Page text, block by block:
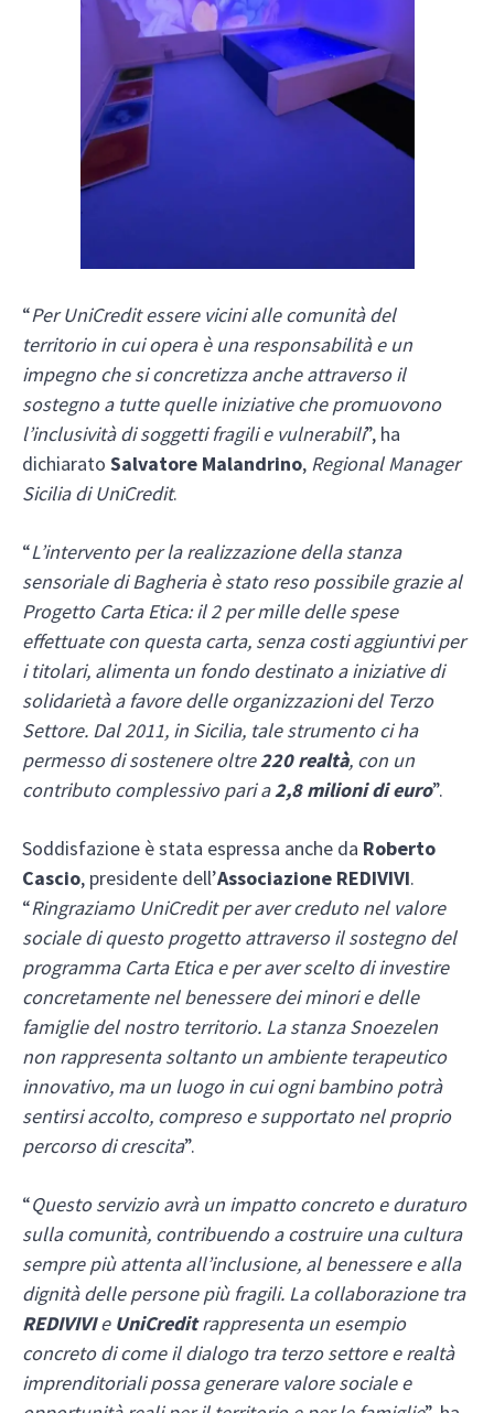
“Per UniCredit essere vicini alle comunità del
territorio in cui opera è una responsabilità e un
impegno che si concretizza anche attraverso il
sostegno a tutte quelle iniziative che promuovono
l’inclusività di soggetti fragili e vulnerabili”, ha
dichiarato Salvatore Malandrino, Regional Manager
Sicilia di UniCredit.
“L’intervento per la realizzazione della stanza
sensoriale di Bagheria è stato reso possibile grazie al
Progetto Carta Etica: il 2 per mille delle spese
effettuate con questa carta, senza costi aggiuntivi per
i titolari, alimenta un fondo destinato a iniziative di
solidarietà a favore delle organizzazioni del Terzo
Settore. Dal 2011, in Sicilia, tale strumento ci ha
permesso di sostenere oltre220 realtà, con un
contributo complessivo pari a2,8 milioni di euro”.
Soddisfazione è stata espressa anche da Roberto
Cascio, presidente dell’Associazione REDIVIVI.
“Ringraziamo UniCredit per aver creduto nel valore
sociale di questo progetto attraverso il sostegno del
programma Carta Etica e per aver scelto di investire
concretamente nel benessere dei minori e delle
famiglie del nostro territorio. La stanza Snoezelen
non rappresenta soltanto un ambiente terapeutico
innovativo, ma un luogo in cui ogni bambino potrà
sentirsi accolto, compreso e supportato nel proprio
percorso di crescita”.
“Questo servizio avrà un impatto concreto e duraturo
sulla comunità, contribuendo a costruire una cultura
sempre più attenta all’inclusione, al benessere e alla
dignità delle persone più fragili. La collaborazione tra
REDIVIVIe UniCreditrappresenta un esempio
concreto di come il dialogo tra terzo settore e realtà
imprenditoriali possa generare valore sociale e